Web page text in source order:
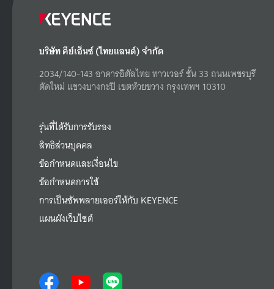
บริษัท คีย์เอ็นซ์ (ไทยแลนด์) จำกัด
2034/140-143 อาคารอิตัลไทย ทาวเวอร์ ชั้น 33 ถนนเพชรบุรี
ตัดใหม่ แขวงบางกะปิ เขตห้วยขวาง กรุงเทพฯ 10310
รุ่นที่ได้รับการรับรอง
สิทธิส่วนบุคคล
ข้อกำหนดและเงื่อนไข
ข้อกำหนดการใช้
การเป็นซัพพลายเออร์ให้กับ KEYENCE
แผนผังเว็บไซต์